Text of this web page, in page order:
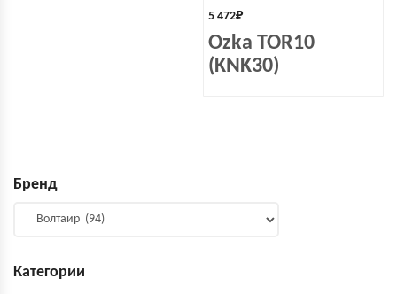
5 472₽
Ozka TOR10
(KNK30)
Бренд
Категории